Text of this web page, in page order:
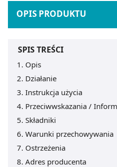
OPIS PRODUKTU
SPIS TREŚCI
Opis
Działanie
Instrukcja użycia
Przeciwwskazania /
Składniki
Warunki przechowywania
Ostrzeżenia
Adres producenta